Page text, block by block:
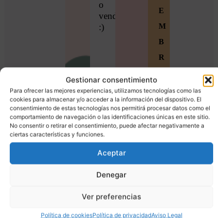
Gestionar consentimiento
Para ofrecer las mejores experiencias, utilizamos tecnologías como las
cookies para almacenar y/o acceder a la información del dispositivo. El
consentimiento de estas tecnologías nos permitirá procesar datos como el
comportamiento de navegación o las identificaciones únicas en este sitio.
No consentir o retirar el consentimiento, puede afectar negativamente a
ciertas características y funciones.
Aceptar
Denegar
Ver preferencias
Política de cookiesPolítica de privacidadAviso Legal
o
vender
:)
E
M
B
R
S
Ú
n
e
a